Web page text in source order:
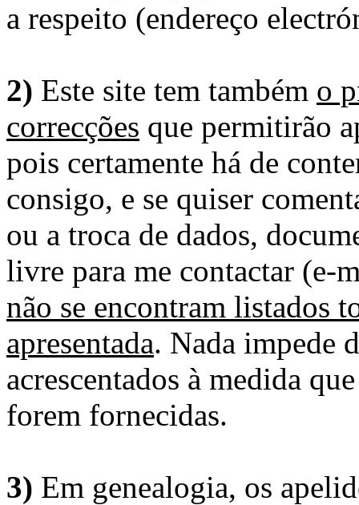
a respeito (endereço
2) Este site tem também o
correcções que permitirão
pois certamente há de
consigo, e se quiser
ou a troca de dados,
livre para me contactar (e-
não se encontram listados
apresentada. Nada impede
acrescentados à medida
forem fornecidas.
3) Em genealogia, os